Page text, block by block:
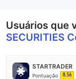
Usuários que
SECURITIES
STARTRADER
Pontuação 8.56